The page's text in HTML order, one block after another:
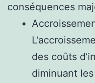
conséquences
des coûts
diminuant